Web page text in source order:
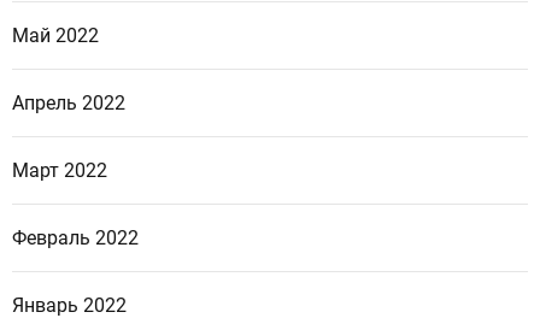
Май 2022
Апрель 2022
Март 2022
Февраль 2022
Январь 2022